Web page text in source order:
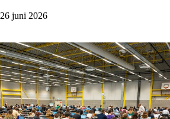
26 juni 2026